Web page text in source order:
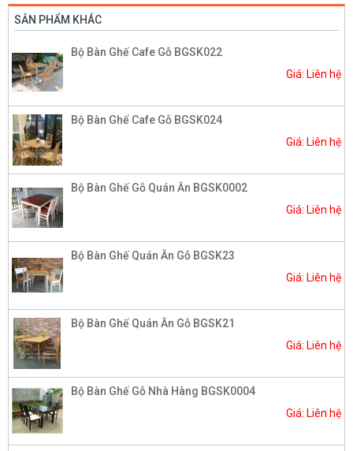
SẢN PHẨM KHÁC
Bộ Bàn Ghế Cafe Gỗ BGSK022
Giá: Liên hệ
Bộ Bàn Ghế Cafe Gỗ BGSK024
Giá: Liên hệ
Bộ Bàn Ghế Gỗ Quán Ăn BGSK0002
Giá: Liên hệ
Bộ Bàn Ghế Quán Ăn Gỗ BGSK23
Giá: Liên hệ
Bộ Bàn Ghế Quán Ăn Gỗ BGSK21
Giá: Liên hệ
Bộ Bàn Ghế Gỗ Nhà Hàng BGSK0004​
Giá: Liên hệ